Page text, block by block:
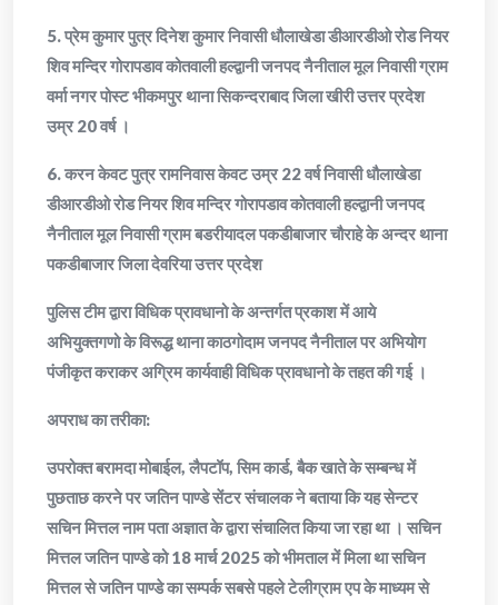
5. प्रेम कुमार पुत्र दिनेश कुमार निवासी धौलाखेडा डीआरडीओ रोड नियर
शिव मन्दिर गोरापडाव कोतवाली हल्द्वानी जनपद नैनीताल मूल निवासी ग्राम
वर्मा नगर पोस्ट भीकमपुर थाना सिकन्दराबाद जिला खीरी उत्तर प्रदेश
उम्र 20 वर्ष ।
6. करन केवट पुत्र रामनिवास केवट उम्र 22 वर्ष निवासी धौलाखेडा
डीआरडीओ रोड नियर शिव मन्दिर गोरापडाव कोतवाली हल्द्वानी जनपद
नैनीताल मूल निवासी ग्राम बडरीयादल पकडीबाजार चौराहे के अन्दर थाना
पकडीबाजार जिला देवरिया उत्तर प्रदेश
पुलिस टीम द्वारा विधिक प्रावधानो के अन्तर्गत प्रकाश में आये
अभियुक्तगणो के विरूद्ध थाना काठगोदाम जनपद नैनीताल पर अभियोग
पंजीकृत कराकर अग्रिम कार्यवाही विधिक प्रावधानो के तहत की गई ।
अपराध का तरीका:
उपरोक्त बरामदा मोबाईल, लैपटॉप, सिम कार्ड, बैक खाते के सम्बन्ध में
पुछताछ करने पर जतिन पाण्डे सेंटर संचालक ने बताया कि यह सेन्टर
सचिन मित्तल नाम पता अज्ञात के द्वारा संचालित किया जा रहा था । सचिन
मित्तल जतिन पाण्डे को 18 मार्च 2025 को भीमताल में मिला था सचिन
मित्तल से जतिन पाण्डे का सम्पर्क सबसे पहले टेलीग्राम एप के माध्यम से